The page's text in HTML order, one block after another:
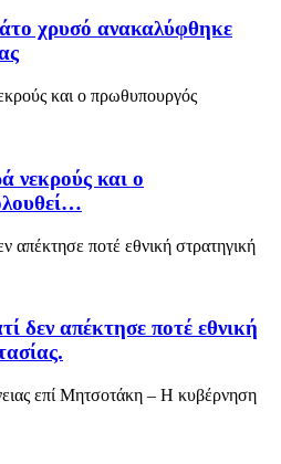
χρυσό ανακαλύφθηκε
νεκρούς και ο
δεν απέκτησε ποτέ εθνική